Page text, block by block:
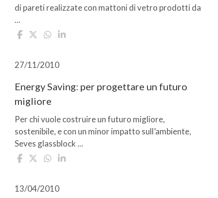
di pareti realizzate con mattoni di vetro prodotti da
...
27/11/2010
Energy Saving: per progettare un futuro
migliore
Per chi vuole costruire un futuro migliore,
sostenibile, e con un minor impatto sull’ambiente,
Seves glassblock ...
13/04/2010